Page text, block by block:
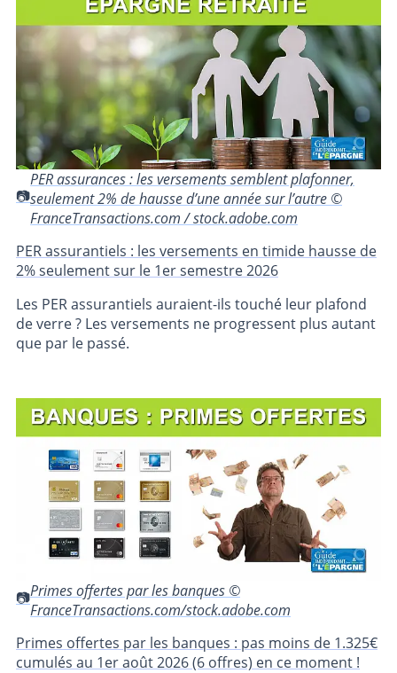
PER assurances : les versements semblent plafonner,
seulement 2% de hausse d’une année sur l’autre ©
FranceTransactions.com / stock.adobe.com
PER assurantiels : les versements en timide hausse de
2% seulement sur le 1er semestre 2026
Les PER assurantiels auraient-ils touché leur plafond
de verre ? Les versements ne progressent plus autant
que par le passé.
Primes offertes par les banques ©
FranceTransactions.com/stock.adobe.com
Primes offertes par les banques : pas moins de 1.325€
cumulés au 1er août 2026 (6 offres) en ce moment !